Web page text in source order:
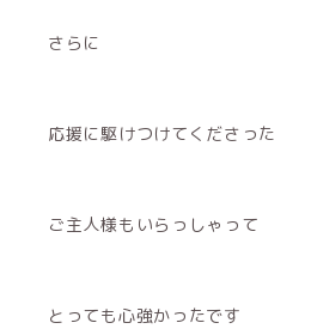
さらに
応援に駆けつけてくださった
ご主人様もいらっしゃって
とっても心強かったです